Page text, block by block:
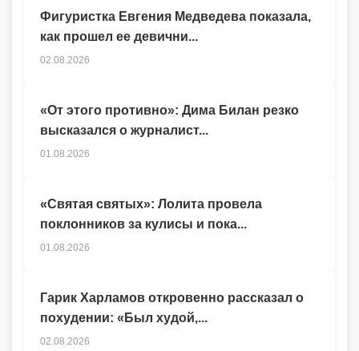
Гарик Харламов откровенно рассказал о
похудении: «Был худой,...
02.08.2026
Фигуристка Евгения Медведева показала,
как прошел ее девични...
02.08.2026
«От этого противно»: Дима Билан резко
высказался о журналист...
01.08.2026
«Святая святых»: Лолита провела
поклонников за кулисы и пока...
01.08.2026